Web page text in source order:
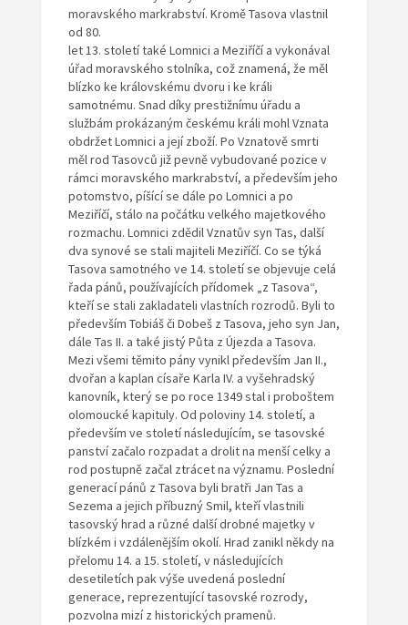
moravského markrabství. Kromě Tasova vlastnil
od 80.
let 13. století také Lomnici a Meziříčí a vykonával
úřad moravského stolníka, což znamená, že měl
blízko ke královskému dvoru i ke králi
samotnému. Snad díky prestižnímu úřadu a
službám prokázaným českému králi mohl Vznata
obdržet Lomnici a její zboží. Po Vznatově smrti
měl rod Tasovců již pevně vybudované pozice v
rámci moravského markrabství, a především jeho
potomstvo, píšící se dále po Lomnici a po
Meziříčí, stálo na počátku velkého majetkového
rozmachu. Lomnici zdědil Vznatův syn Tas, další
dva synové se stali majiteli Meziříčí. Co se týká
Tasova samotného ve 14. století se objevuje celá
řada pánů, používajících přídomek „z Tasova“,
kteří se stali zakladateli vlastních rozrodů. Byli to
především Tobiáš či Dobeš z Tasova, jeho syn Jan,
dále Tas II. a také jistý Půta z Újezda a Tasova.
Mezi všemi těmito pány vynikl především Jan II.,
dvořan a kaplan císaře Karla IV. a vyšehradský
kanovník, který se po roce 1349 stal i proboštem
olomoucké kapituly. Od poloviny 14. století, a
především ve století následujícím, se tasovské
panství začalo rozpadat a drolit na menší celky a
rod postupně začal ztrácet na významu. Poslední
generací pánů z Tasova byli bratři Jan Tas a
Sezema a jejich příbuzný Smil, kteří vlastnili
tasovský hrad a různé další drobné majetky v
blízkém i vzdálenějším okolí. Hrad zanikl někdy na
přelomu 14. a 15. století, v následujících
desetiletích pak výše uvedená poslední
generace, reprezentující tasovské rozrody,
pozvolna mizí z historických pramenů.